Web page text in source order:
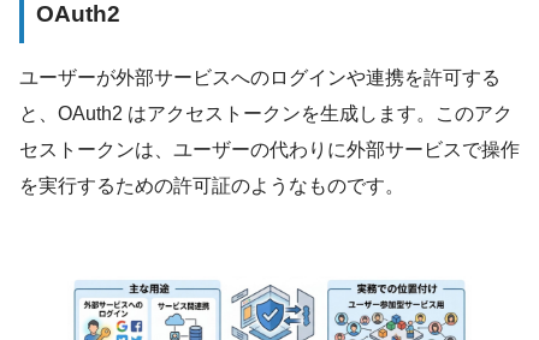
OAuth2
ユーザーが外部サービスへのログインや連携を許可する
と、OAuth2 はアクセストークンを生成します。このアク
セストークンは、ユーザーの代わりに外部サービスで操作
を実行するための許可証のようなものです。